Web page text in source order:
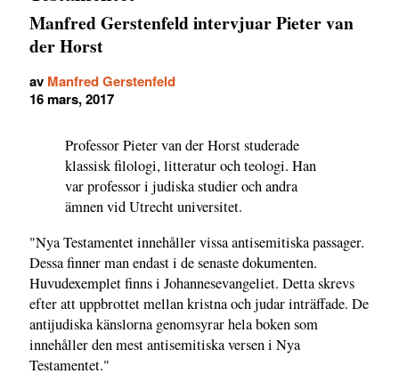
Manfred Gerstenfeld intervjuar Pieter van
der Horst
av Manfred Gerstenfeld
16 mars, 2017
Professor Pieter van der Horst studerade
klassisk filologi, litteratur och teologi. Han
var professor i judiska studier och andra
ämnen vid Utrecht universitet.
"Nya Testamentet innehåller vissa antisemitiska passager.
Dessa finner man endast i de senaste dokumenten.
Huvudexemplet finns i Johannesevangeliet. Detta skrevs
efter att uppbrottet mellan kristna och judar inträffade. De
antijudiska känslorna genomsyrar hela boken som
innehåller den mest antisemitiska versen i Nya
Testamentet."